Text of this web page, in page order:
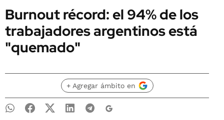
Burnout récord: el 94% de los
trabajadores argentinos está
"quemado"
+ Agregar ámbito en